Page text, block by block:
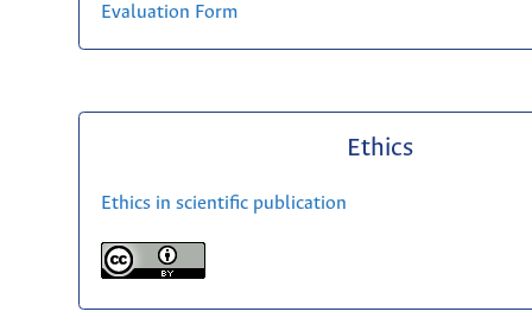
Evaluation Form
Ethics
Ethics in scientific publication